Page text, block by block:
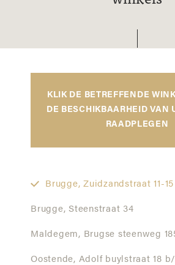
KLIK DE BETREFFENDE
DE BESCHIKBAARHEID VAN
RAADPLEGEN
Brugge, Zuidzandstraat 11-15
Brugge, Steenstraat 34
Maldegem, Brugse steenweg
Oostende, Adolf buylstraat 18